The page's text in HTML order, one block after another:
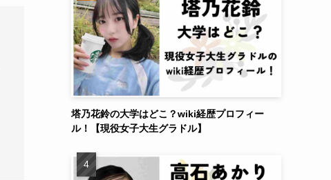
塔乃花鈴の大学はどこ？wiki経歴プロフィー
ル！【現役女子大生グラドル】